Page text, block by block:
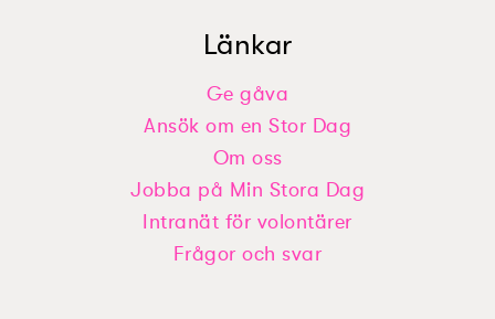
Länkar
Ge gåva
Ansök om en Stor Dag
Om oss
Jobba på Min Stora Dag
Intranät för volontärer
Frågor och svar